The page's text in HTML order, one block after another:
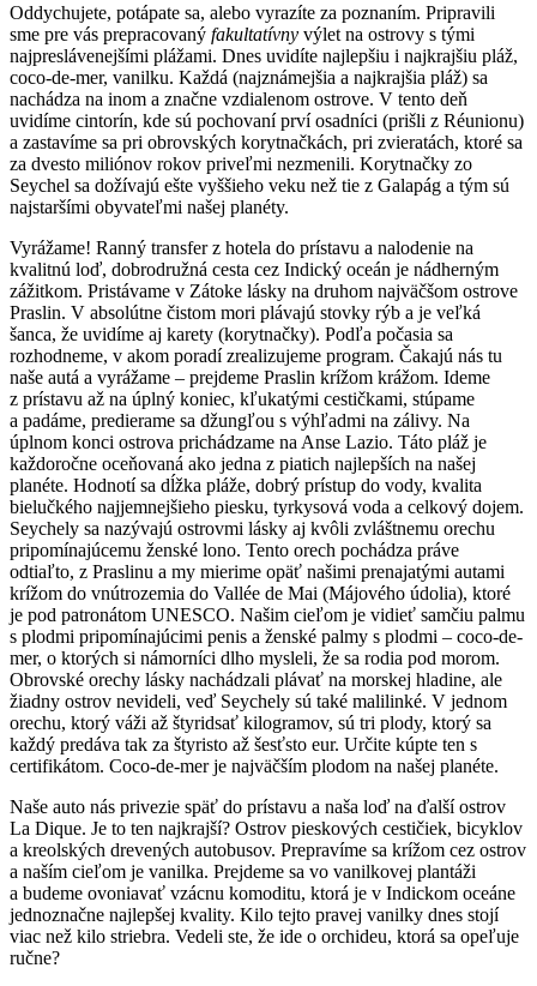
Oddychujete, potápate sa, alebo vyrazíte za poznaním. Pripravili
sme pre vás prepracovaný fakultatívny výlet na ostrovy s tými
najpreslávenejšími plážami. Dnes uvidíte najlepšiu i najkrajšiu pláž,
coco-de-mer, vanilku. Každá (najznámejšia a najkrajšia pláž) sa
nachádza na inom a značne vzdialenom ostrove. V tento deň
uvidíme cintorín, kde sú pochovaní prví osadníci (prišli z Réunionu)
a zastavíme sa pri obrovských korytnačkách, pri zvieratách, ktoré sa
za dvesto miliónov rokov priveľmi nezmenili. Korytnačky zo
Seychel sa dožívajú ešte vyššieho veku než tie z Galapág a tým sú
najstaršími obyvateľmi našej planéty.
Vyrážame! Ranný transfer z hotela do prístavu a nalodenie na
kvalitnú loď, dobrodružná cesta cez Indický oceán je nádherným
zážitkom. Pristávame v Zátoke lásky na druhom najväčšom ostrove
Praslin. V absolútne čistom mori plávajú stovky rýb a je veľká
šanca, že uvidíme aj karety (korytnačky). Podľa počasia sa
rozhodneme, v akom poradí zrealizujeme program. Čakajú nás tu
naše autá a vyrážame – prejdeme Praslin krížom krážom. Ideme
z prístavu až na úplný koniec, kľukatými cestičkami, stúpame
a padáme, predierame sa džungľou s výhľadmi na zálivy. Na
úplnom konci ostrova prichádzame na Anse Lazio. Táto pláž je
každoročne oceňovaná ako jedna z piatich najlepších na našej
planéte. Hodnotí sa dĺžka pláže, dobrý prístup do vody, kvalita
bielučkého najjemnejšieho piesku, tyrkysová voda a celkový dojem.
Seychely sa nazývajú ostrovmi lásky aj kvôli zvláštnemu orechu
pripomínajúcemu ženské lono. Tento orech pochádza práve
odtiaľto, z Praslinu a my mierime opäť našimi prenajatými autami
krížom do vnútrozemia do Vallée de Mai (Májového údolia), ktoré
je pod patronátom UNESCO. Našim cieľom je vidieť samčiu palmu
s plodmi pripomínajúcimi penis a ženské palmy s plodmi – coco-de-
mer, o ktorých si námorníci dlho mysleli, že sa rodia pod morom.
Obrovské orechy lásky nachádzali plávať na morskej hladine, ale
žiadny ostrov nevideli, veď Seychely sú také malilinké. V jednom
orechu, ktorý váži až štyridsať kilogramov, sú tri plody, ktorý sa
každý predáva tak za štyristo až šesťsto eur. Určite kúpte ten s
certifikátom. Coco-de-mer je najväčším plodom na našej planéte.
Naše auto nás privezie späť do prístavu a naša loď na ďalší ostrov
La Dique. Je to ten najkrajší? Ostrov pieskových cestičiek, bicyklov
a kreolských drevených autobusov. Prepravíme sa krížom cez ostrov
a naším cieľom je vanilka. Prejdeme sa vo vanilkovej plantáži
a budeme ovoniavať vzácnu komoditu, ktorá je v Indickom oceáne
jednoznačne najlepšej kvality. Kilo tejto pravej vanilky dnes stojí
viac než kilo striebra. Vedeli ste, že ide o orchideu, ktorá sa opeľuje
ručne?